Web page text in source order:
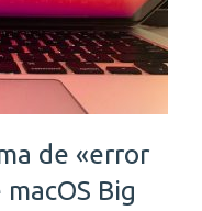
de «error
Big